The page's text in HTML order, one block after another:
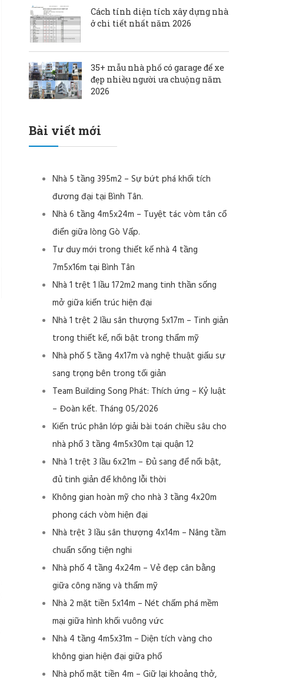
Cách tính diện tích xây dựng nhà
ở chi tiết nhất năm 2026
35+ mẫu nhà phố có garage để xe
đẹp nhiều người ưa chuộng năm
2026
Bài viết mới
Nhà 5 tầng 395m2 – Sự bứt phá khối tích
đương đại tại Bình Tân.
Nhà 6 tầng 4m5x24m – Tuyệt tác vòm tân cổ
điển giữa lòng Gò Vấp.
Tư duy mới trong thiết kế nhà 4 tầng
7m5x16m tại Bình Tân
Nhà 1 trệt 1 lầu 172m2 mang tinh thần sống
mở giữa kiến trúc hiện đại
Nhà 1 trệt 2 lầu sân thượng 5x17m – Tinh giản
trong thiết kế, nổi bật trong thẩm mỹ
Nhà phố 5 tầng 4x17m và nghệ thuật giấu sự
sang trọng bên trong tối giản
Team Building Song Phát: Thích ứng – Kỷ luật
– Đoàn kết. Tháng 05/2026
Kiến trúc phân lớp giải bài toán chiều sâu cho
nhà phố 3 tầng 4m5x30m tại quận 12
Nhà 1 trệt 3 lầu 6x21m – Đủ sang để nổi bật,
đủ tinh giản để không lỗi thời
Không gian hoàn mỹ cho nhà 3 tầng 4x20m
phong cách vòm hiện đại
Nhà trệt 3 lầu sân thượng 4x14m – Nâng tầm
chuẩn sống tiện nghi
Nhà phố 4 tầng 4x24m – Vẻ đẹp cân bằng
giữa công năng và thẩm mỹ
Nhà 2 mặt tiền 5x14m – Nét chấm phá mềm
mại giữa hình khối vuông vức
Nhà 4 tầng 4m5x31m – Diện tích vàng cho
không gian hiện đại giữa phố
Nhà phố mặt tiền 4m – Giữ lại khoảng thở,